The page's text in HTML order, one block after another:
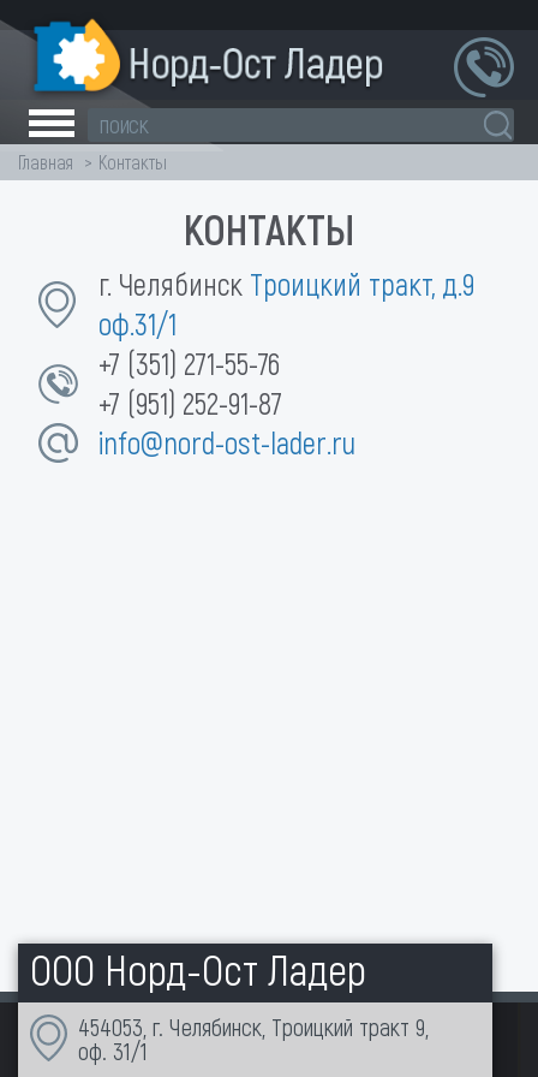
Главная Контакты
КОНТАКТЫ
г. Челябинск Троицкий тракт, д.9
оф.31/1
+7 (351) 271-55-76
+7 (951) 252-91-87
info@nord-ost-lader.ru
ООО Норд-Ост Ладер
454053, г. Челябинск, Троицкий тракт 9,
оф. 31/1